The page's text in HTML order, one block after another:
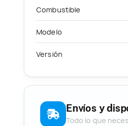
Combustible
Modelo
Versión
Envíos y
Todo lo que